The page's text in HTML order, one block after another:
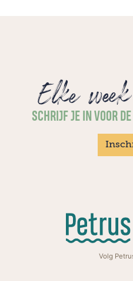
Elke
SCHRIJF JE IN VOOR
Volg